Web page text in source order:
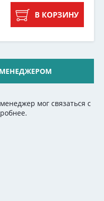
В КОРЗИНУ
МЕНЕДЖЕРОМ
мог связаться с